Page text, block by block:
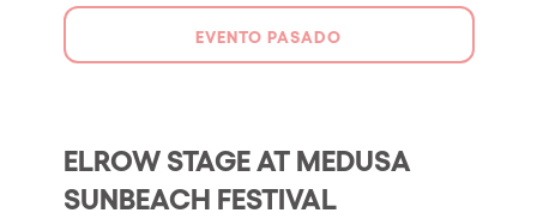
elrow Island 2026
elrow Shop
Our Creative World
Music
EVENTO PASADO
ELROW STAGE AT MEDUSA
SUNBEACH FESTIVAL